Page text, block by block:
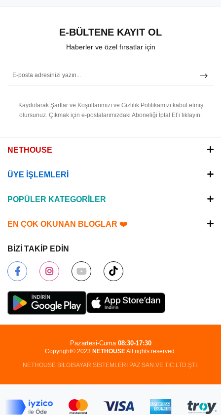
E-BÜLTENE KAYIT OL
Haberler ve özel fırsatlar için
Kaydolarak Şartlar ve Koşullarımızı ve Gizlilik Politikamızı kabul etmiş
olursunuz. Çıkmak için e-postalarımızdaki Aboneliği İptal Et’i tıklayın.
NETHOUSE
ÜYE İŞLEMLERİ
POPÜLER KATEGORİLER
EN ÇOK OKUNAN BLOGLAR ❤️
BİZİ TAKİP EDİN
Copyright© 2023 NETHOUSEAll rights reserved.
NETHOUSE BİLGİSAYAR SİSTEMLERİ PAZ.SAN.VE TİC.LTD.ŞTİ.
Pazartesi-Cuma 08:30-17:30